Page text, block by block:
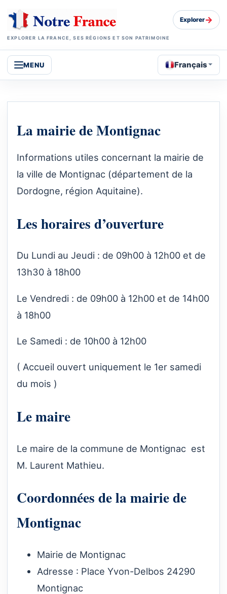
EXPLORER LA FRANCE, SES RÉGIONS ET SON PATRIMOINE
Explorer→
MENU Français
La mairie de Montignac
Informations utiles concernant la mairie de
la ville de Montignac (département de la
Dordogne, région Aquitaine).
Les horaires d’ouverture
Du Lundi au Jeudi : de 09h00 à 12h00 et de
13h30 à 18h00
Le Vendredi : de 09h00 à 12h00 et de 14h00
à 18h00
Le Samedi : de 10h00 à 12h00
( Accueil ouvert uniquement le 1er samedi
du mois )
Le maire
Le maire de la commune de Montignac est
M. Laurent Mathieu.
Coordonnées de la mairie de
Montignac
Mairie de Montignac
Adresse : Place Yvon-Delbos 24290
Montignac